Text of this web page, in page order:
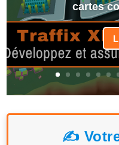
cartes
✍️